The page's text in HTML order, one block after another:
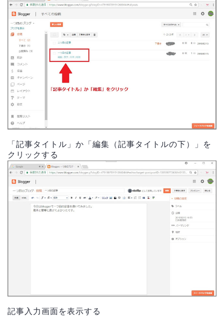
「記事タイトル」か「編集（記事タイトルの下）」を
クリックする
記事入力画面を表示する